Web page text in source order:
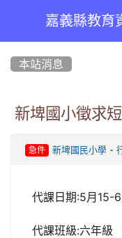
嘉義縣教育
本站消息
新埤國小徵求
急件 新埤國民小學-
代課日期:5月15-
代課班級:六年級